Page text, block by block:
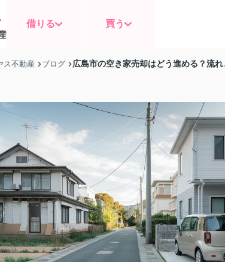
借りる 買う
ス不動産 ブログ 広島市の空き家売却はどう進める？流